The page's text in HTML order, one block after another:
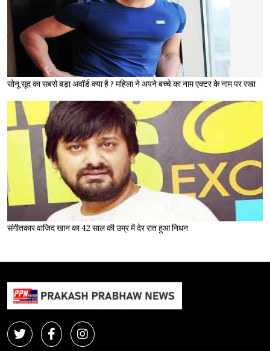
सोनू सूद का सबसे बड़ा अवॉर्ड क्या है ? महिला ने अपने बच्चे का नाम एक्टर के नाम पर रखा
संगीतकार वाजिद खान का 42 साल की उम्र में देर रात हुआ निधन